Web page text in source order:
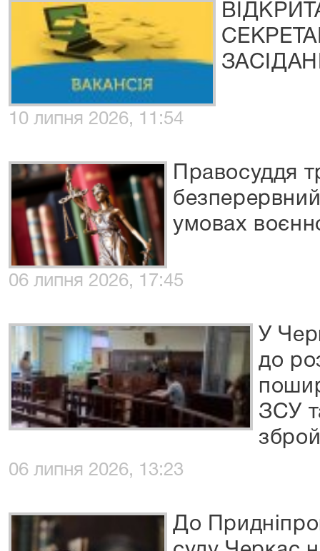
10 липня 2026, 11:54
Правосуддя
умовах
06 липня 2026, 17:45
У
до
ЗСУ
06 липня 2026, 13:23
До